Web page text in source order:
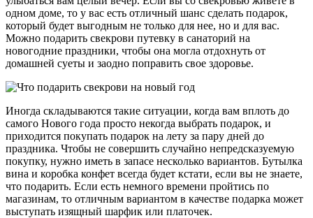
одном доме, то у вас есть отличный шанс сделать подарок,
который будет выгодным не только для нее, но и для вас.
Можно подарить свекрови путевку в санаторий на
новогодние праздники, чтобы она могла отдохнуть от
домашней суеты и заодно поправить свое здоровье.
Иногда складываются такие ситуации, когда вам вплоть до
самого Нового года просто некогда выбрать подарок, и
приходится покупать подарок на лету за пару дней до
праздника. Чтобы не совершить случайно непредсказуемую
покупку, нужно иметь в запасе несколько вариантов. Бутылка
вина и коробка конфет всегда будет кстати, если вы не знаете,
что подарить. Если есть немного времени пройтись по
магазинам, то отличным вариантом в качестве подарка может
выступать изящный шарфик или платочек.